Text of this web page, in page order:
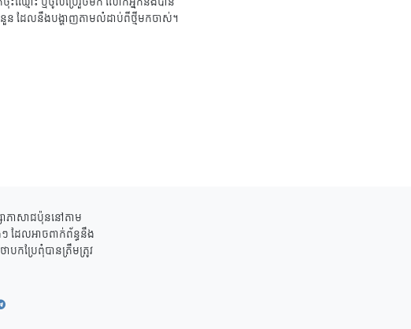
ន ដែលនឹងបង្ហាញតាមលំដាប់ពីថ្មីមកចាស់។
ាភាសាជប៉ុននៅតាម
ៗ ដែលអាចពាក់ព័ន្ធនឹង
កប្រែពុំបានត្រឹមត្រូវ